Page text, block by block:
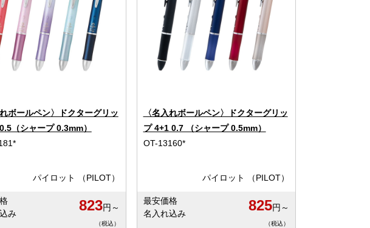
れボールペン〉ドクターグリッ
（シャープ 0.3mm）
パイロット （PILOT）
み
823円～
（税込）
〈名入れボールペン〉ドクターグリッ
プ 4+1 0.7 （シャープ 0.5mm）
OT-13160*
パイロット （PILOT）
最安価格
名入れ込み
825円～
（税込）